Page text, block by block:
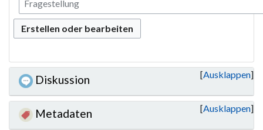
Erstellen oder bearbeiten
Ausklappen
Diskussion
Ausklappen
Metadaten